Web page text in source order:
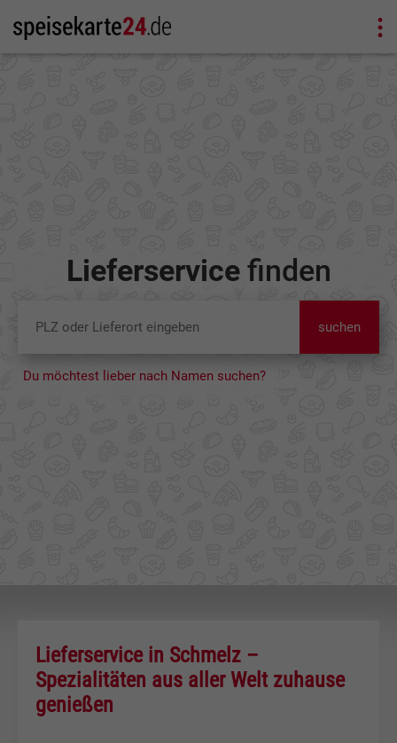
Lieferservicefinden
suchen
Du möchtest lieber nach Namen suchen?
Lieferservice in Schmelz –
Spezialitäten aus aller Welt zuhause
genießen